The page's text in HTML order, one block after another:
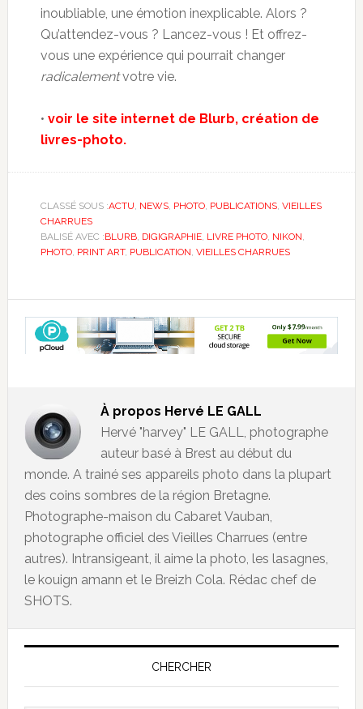
inoubliable, une émotion inexplicable. Alors ?
Qu’attendez-vous ? Lancez-vous ! Et offrez-
vous une expérience qui pourrait changer
radicalementvotre vie.
• voir le site internet de Blurb, création de
livres-photo.
CLASSÉ SOUS :ACTU NEWS, PHOTO, PUBLICATIONS, VIEILLES
CHARRUES
BALISÉ AVEC :BLURB, DIGIGRAPHIE, LIVRE PHOTO, NIKON
PHOTO, PRINT ART, PUBLICATION VIEILLES CHARRUES
À propos Hervé LE GALL
Hervé "harvey" LE GALL, photographe
auteur basé à Brest au début du
monde. A trainé ses appareils photo dans la plupart
des coins sombres de la région Bretagne.
Photographe-maison du Cabaret Vauban,
photographe officiel des Vieilles Charrues (entre
autres). Intransigeant, il aime la photo, les lasagnes,
le kouign amann et le Breizh Cola. Rédac chef de
SHOTS.
CHERCHER